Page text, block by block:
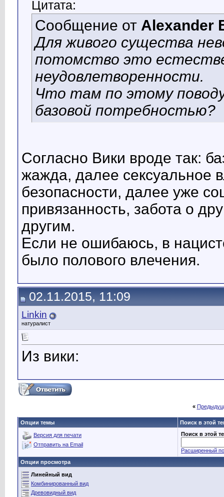
Цитата:
Сообщение от Alexander
Для живого существа
потомство это
неудовлетворенности.
Что там по этому
базовой потребностью?
Согласно Вики вроде так:
жажда, далее сексуальное
безопасности, далее уже
привязанность, забота о
другим.
Если не ошибаюсь, в
было полового влечения.
02.11.2015, 11:09
Linkin
натуралист
Из вики:
«
Опции темы Поиск в этой
Версия для печати
Отправить на Email
Поиск в этой
Расширенный
Опции просмотра
Линейный вид
Комбинированный вид
Древовидный вид